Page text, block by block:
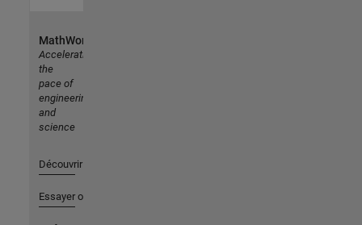
MathWorks
Accelerating
the
pace of
engineering
and
science
Découvrir les produits
Essayer ou acheter